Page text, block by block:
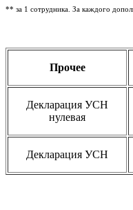
** за 1 сотрудника. За каждого
Прочее
Декларация УСН
нулевая
Декларация УСН